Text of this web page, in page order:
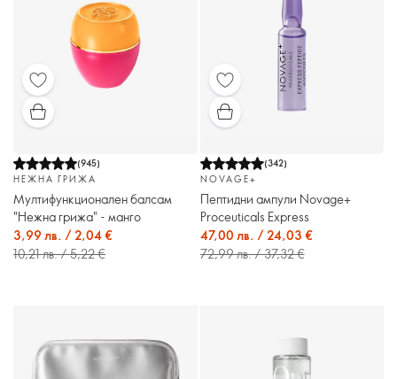
(945)
НЕЖНА ГРИЖА
Мултифункционален балсам
"Нежна грижа" - манго
3,99 лв. / 2,04 €
10,21 лв. / 5,22 €
(342)
NOVAGE+
Пептидни ампули Novage+
Proceuticals Express
47,00 лв. / 24,03 €
72,99 лв. / 37,32 €